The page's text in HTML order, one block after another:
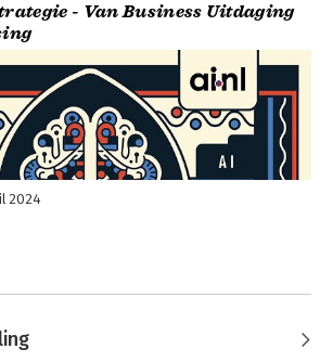
- Van Business Uitdaging
2024